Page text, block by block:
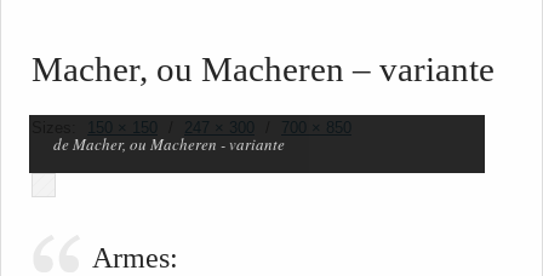
Macher, ou Macheren – variante
150 × 150 247 × 300 700 × 850
de Macher, ou Macheren - variante
Armes: